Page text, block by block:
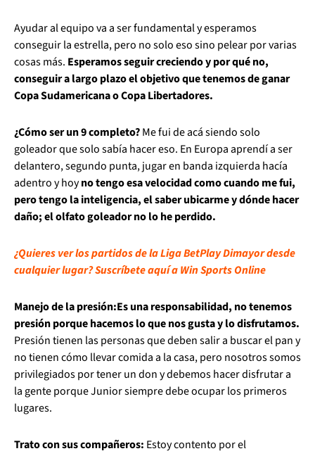
Ayudar al equipo va a ser fundamental y esperamos
conseguir la estrella, pero no solo eso sino pelear por varias
cosas más. Esperamos seguir creciendo y por qué no,
conseguir a largo plazo el objetivo que tenemos de ganar
Copa Sudamericana o Copa Libertadores.
¿Cómo ser un 9 completo?Me fui de acá siendo solo
goleador que solo sabía hacer eso. En Europa aprendí a ser
delantero, segundo punta, jugar en banda izquierda hacía
adentro y hoyno tengo esa velocidad como cuando me fui,
pero tengo la inteligencia, el saber ubicarme y dónde hacer
daño; el olfato goleador no lo he perdido.
¿Quieres ver los partidos de la Liga BetPlay Dimayor desde
cualquier lugar? Suscríbete aquí a Win Sports Online
Manejo de la presión:Es una responsabilidad, no tenemos
presión porque hacemos lo que nos gusta y lo disfrutamos.
Presión tienen las personas que deben salir a buscar el pan y
no tienen cómo llevar comida a la casa, pero nosotros somos
privilegiados por tener un don y debemos hacer disfrutar a
la gente porque Junior siempre debe ocupar los primeros
lugares.
Trato con sus compañeros: Estoy contento por el